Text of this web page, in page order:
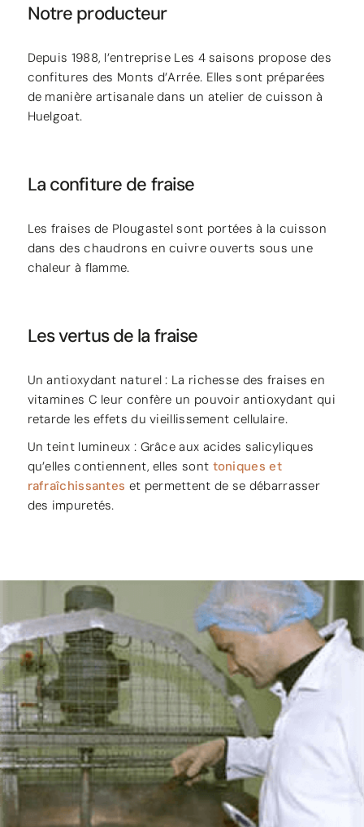
Notre producteur
Depuis 1988, l’entreprise Les 4 saisons propose des
confitures des Monts d’Arrée. Elles sont préparées
de manière artisanale dans un atelier de cuisson à
Huelgoat.
La confiture de fraise
Les fraises de Plougastel sont portées à la cuisson
dans des chaudrons en cuivre ouverts sous une
chaleur à flamme.
Les vertus de la fraise
Un antioxydant naturel : La richesse des fraises en
vitamines C leur confère un pouvoir antioxydant qui
retarde les effets du vieillissement cellulaire.
Un teint lumineux : Grâce aux acides salicyliques
qu’elles contiennent, elles sont toniques et
rafraîchissantes et permettent de se débarrasser
des impuretés.